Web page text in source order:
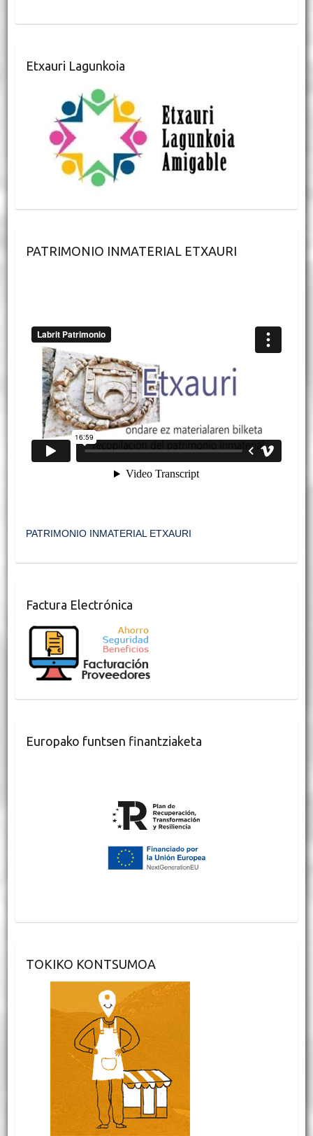
Etxauri Lagunkoia
PATRIMONIO INMATERIAL ETXAURI
PATRIMONIO INMATERIAL ETXAURI
Factura Electrónica
Europako funtsen finantziaketa
TOKIKO KONTSUMOA